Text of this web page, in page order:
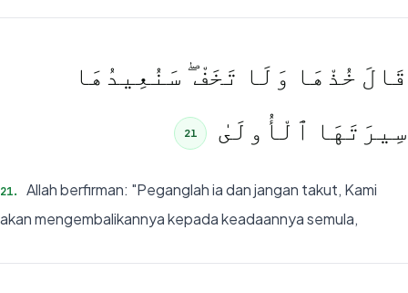
قَالَ خُذْهَا وَلَا تَخَفْ ۖ سَنُعِيدُهَا
سِيرَتَهَا ٱلْأُولَىٰ
21
21.
Allah berfirman: "Peganglah ia dan jangan takut, Kami
akan mengembalikannya kepada keadaannya semula,